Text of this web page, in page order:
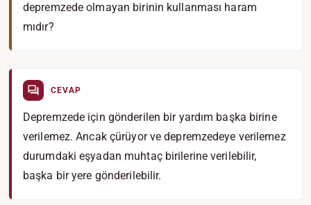
depremzede olmayan birinin kullanması haram
mıdır?
CEVAP
Depremzede için gönderilen bir yardım başka birine
verilemez. Ancak çürüyor ve depremzedeye verilemez
durumdaki eşyadan muhtaç birilerine verilebilir,
başka bir yere gönderilebilir.